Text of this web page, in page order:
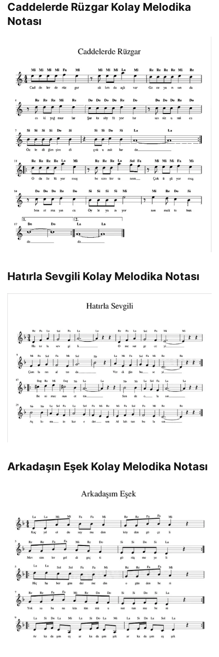
Caddelerde Rüzgar Kolay Melodika
Notası
Hatırla Sevgili Kolay Melodika Notası
Arkadaşın Eşek Kolay Melodika Notası